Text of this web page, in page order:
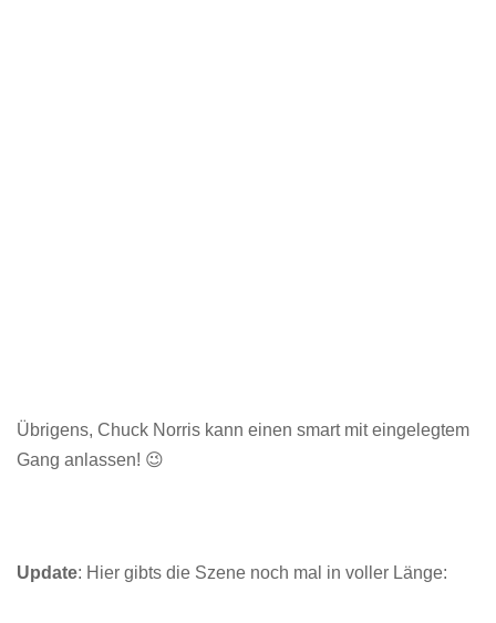
Übrigens, Chuck Norris kann einen smart mit eingelegtem
Gang anlassen! 😉
Update: Hier gibts die Szene noch mal in voller Länge: